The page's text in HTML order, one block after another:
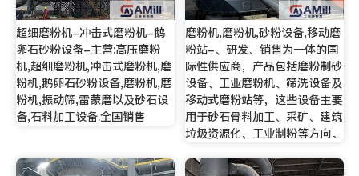
超细磨粉机-冲击式磨粉机-鹅
卵石砂粉设备-主营:高压磨粉
机,超细磨粉机,冲击式磨粉机,磨
粉机,鹅卵石砂粉设备,磨粉机,磨
粉机,振动筛,雷蒙磨以及砂石设
备,石料加工设备.全国销售
磨粉机,磨粉机,砂粉设备,移动磨
粉站-、研发、销售为一体的国
际性供应商，产品包括磨粉制砂
设备、工业磨粉机、筛洗设备及
移动式磨粉站等，这些设备主要
用于砂石骨料加工、采矿、建筑
垃圾资源化、工业制粉等方向。